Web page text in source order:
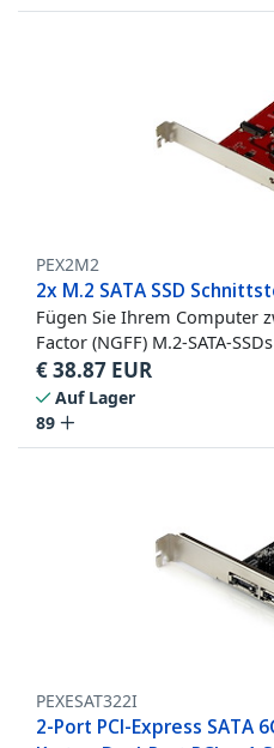
PEX2M2
2x M.2 SATA SSD
Fügen Sie Ihrem Computer
Factor (NGFF) M.2-SATA-
€38.87 EUR
Auf Lager
89
PEXESAT322I
2-Port PCI-Express SATA